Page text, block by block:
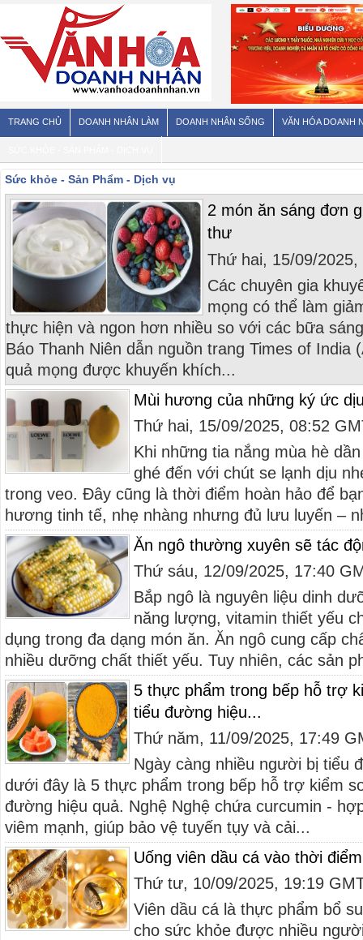
TRANG CHỦ DOANH NHÂN LÀM DOANH NHÂN SỐNG VĂN HÓA DOANH
Sức khỏe - Sản Phẩm - Dịch vụ
2 món ăn sáng đơn
thư
Thứ hai, 15/09/
Các chuyên gia
mọng có thể làm
thực hiện và ngon hơn nhiều so với các bữa
Báo Thanh Niên dẫn nguồn trang Times of India
quả mọng được khuyến khích...
Mùi hương của những ký ức
Thứ hai, 15/09/2025, 08:52
Khi những tia nắng mùa hè
ghé đến với chút se lạnh dịu
trong veo. Đây cũng là thời điểm hoàn hảo để
hương tinh tế, nhẹ nhàng nhưng đủ lưu luyến –
Ăn ngô thường xuyên sẽ tác
Thứ sáu, 12/09/2025, 17:40
Bắp ngô là nguyên liệu dinh
năng lượng, vitamin thiết yếu
dụng trong đa dạng món ăn. Ăn ngô cung cấp
nhiều dưỡng chất thiết yếu. Tuy nhiên, các sản
5 thực phẩm trong bếp hỗ trợ
tiểu đường hiệu...
Thứ năm, 11/09/2025, 17:49
Ngày càng nhiều người bị tiểu
dưới đây là 5 thực phẩm trong bếp hỗ trợ kiểm
đường hiệu quả. Nghệ Nghệ chứa curcumin -
viêm mạnh, giúp bảo vệ tuyến tụy và cải...
Uống viên dầu cá vào thời
Thứ tư, 10/09/2025, 19:19
Viên dầu cá là thực phẩm bổ
cho sức khỏe được nhiều